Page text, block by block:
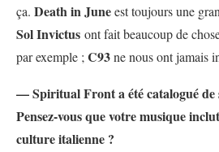
ça. Death in Juneest toujours une
Sol Invictus ont fait beaucoup de
par exemple ; C93ne nous ont jamais
— Spiritual Front a été catalogué
Pensez-vous que votre musique
culture italienne ?